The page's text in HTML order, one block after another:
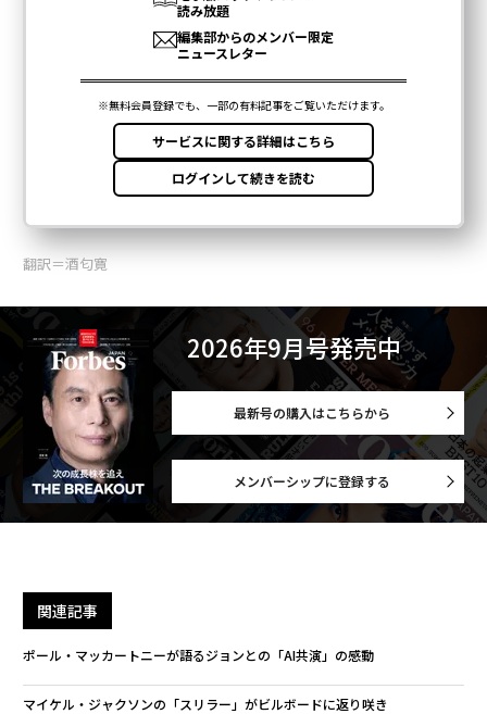
翻訳＝酒匂寛
2026年9月号発売中
最新号の購入はこちらから
メンバーシップに登録する
関連記事
ポール・マッカートニーが語るジョンとの「AI共演」の感動
マイケル・ジャクソンの「スリラー」がビルボードに返り咲き